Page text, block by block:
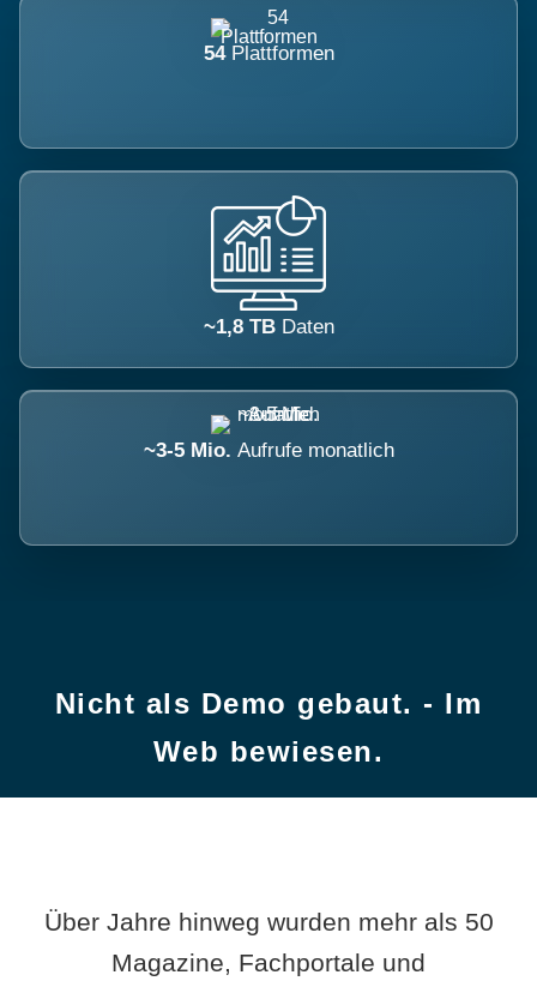
54 Plattformen
~1,8 TB Daten
~3-5 Mio. Aufrufe monatlich
Nicht als Demo gebaut. - Im
Web bewiesen.
Über Jahre hinweg wurden mehr als 50
Magazine, Fachportale und